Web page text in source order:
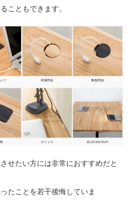
こともできます。
せたい方には非常におすすめだと
たことを若干後悔していま